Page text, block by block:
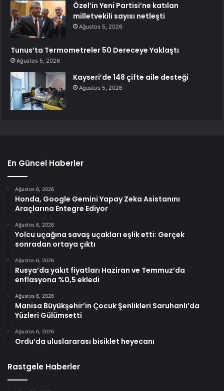
Özel’in Yeni Partisi’ne katılan
milletvekili sayısı netleşti
Ağustos 5, 2026
Tunus’ta Termometreler 50 Dereceye Yaklaştı
Ağustos 5, 2026
Kayseri’de 148 çifte aile desteği
Ağustos 5, 2026
En Güncel Haberler
Ağustos 6, 2026
Honda, Google Gemini Yapay Zeka Asistanını
Araçlarına Entegre Ediyor
Ağustos 6, 2026
Yolcu uçağına savaş uçakları eşlik etti: Gerçek
sonradan ortaya çıktı
Ağustos 6, 2026
Rusya’da yakıt fiyatları Haziran ve Temmuz’da
enflasyona %0,5 ekledi
Ağustos 6, 2026
Manisa Büyükşehir’in Çocuk Şenlikleri Saruhanlı’da
Yüzleri Gülümsetti
Ağustos 6, 2026
Ordu’da uluslararası bisiklet heyecanı
Rastgele Haberler